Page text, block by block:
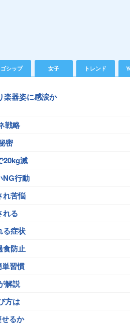
ゴシップ 女子 トレンド
楽器姿に感涙か
戦略
密
20kg減
NG行動
れ苦悩
れる
る症状
食防止
習慣
解説
方は
るか